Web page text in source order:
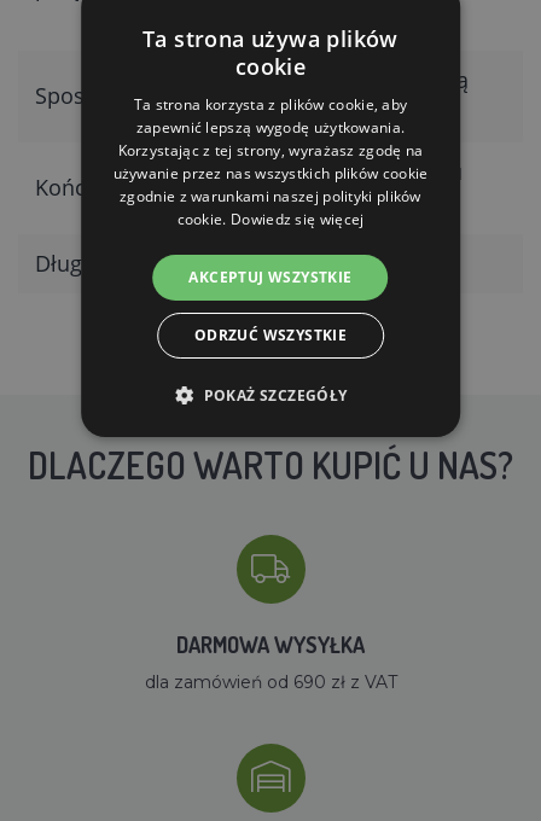
Sposób prowadzenia
Pod powierzchnią
ziemi
Końcówki
Oczka M8 na obu
końcach
Długość (warianty) 3 m; 10 m
DLACZEGO WARTO KUPIĆ U NAS?
DARMOWA WYSYŁKA
dla zamówień od 690 zł z VAT
Ta strona używa plików
cookie
Ta strona korzysta z plików cookie, aby
zapewnić lepszą wygodę użytkowania.
Korzystając z tej strony, wyrażasz zgodę na
używanie przez nas wszystkich plików cookie
zgodnie z warunkami naszej polityki plików
cookie. Dowiedz się więcej
AKCEPTUJ WSZYSTKIE
ODRZUĆ WSZYSTKIE
POKAŻ SZCZEGÓŁY